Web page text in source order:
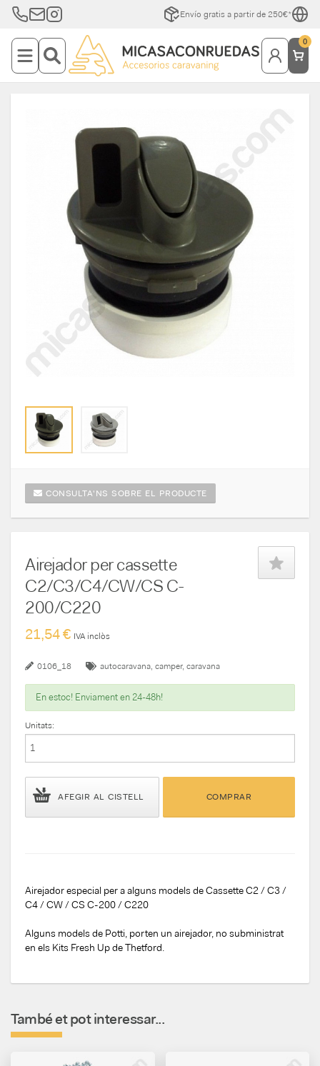
Envío gratis a partir de 250€*
0
CONSULTA'NS SOBRE EL PRODUCTE
Airejador per cassette
C2/C3/C4/CW/CS C-
200/C220
21,54 € IVA inclòs
0106_18 autocaravana camper caravana
En estoc! Enviament en 24-48h!
Unitats:
AFEGIR AL CISTELL COMPRAR
Airejador especial per a alguns models de Cassette C2 / C3 /
C4 / CW / CS C-200 / C220
Alguns models de Potti, porten un airejador, no subministrat
en els Kits Fresh Up de Thetford.
També et pot interessar...